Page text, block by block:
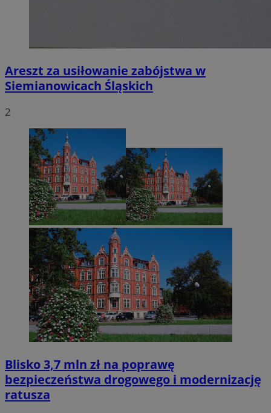
Areszt za usiłowanie zabójstwa w
Siemianowicach Śląskich
2
Blisko 3,7 mln zł na poprawę
bezpieczeństwa drogowego i modernizację
ratusza